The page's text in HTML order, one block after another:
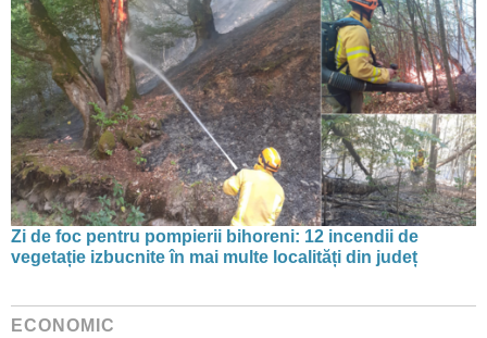
Zi de foc pentru pompierii bihoreni: 12 incendii de
vegetație izbucnite în mai multe localități din județ
ECONOMIC